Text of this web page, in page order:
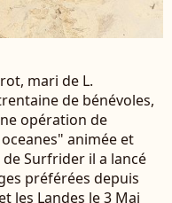
mari de L.
de bénévoles,
opération de
animée et
Surfrider il a lancé
préférées depuis
les Landes le 3 Mai